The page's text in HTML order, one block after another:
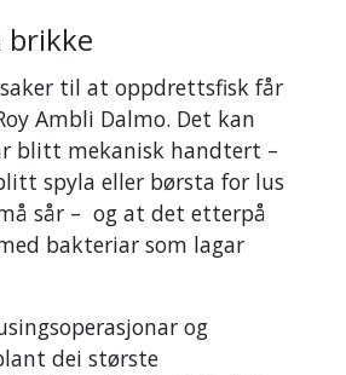
brikke
til at oppdrettsfisk får
Ambli Dalmo. Det kan
blitt mekanisk handtert –
spyla eller børsta for lus
sår – og at det etterpå
bakteriar som lagar
og
dei største